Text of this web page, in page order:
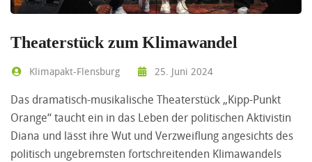
Theaterstück zum Klimawandel
Klimapakt-Flensburg 25. Juni 2024
Das dramatisch-musikalische Theaterstück „Kipp-Punkt
Orange“ taucht ein in das Leben der politischen Aktivistin
Diana und lässt ihre Wut und Verzweiflung angesichts des
politisch ungebremsten fortschreitenden Klimawandels